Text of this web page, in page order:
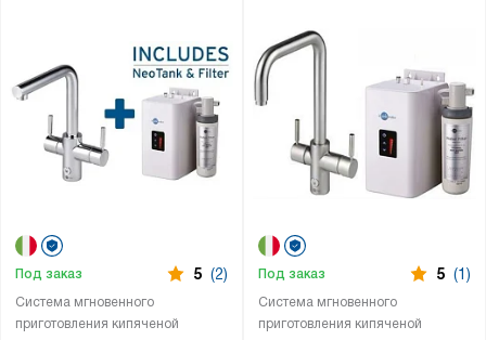
Система мгновенного
приготовления кипяченой
Под заказ 5 (2)
Система мгновенного
приготовления кипяченой
Под заказ 5 (1)